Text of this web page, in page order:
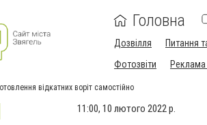
Головна
Дозвілля Питання
Фотозвіти
Реклама
відкатних воріт самостійно
11:00, 10 лютого 2022 р.